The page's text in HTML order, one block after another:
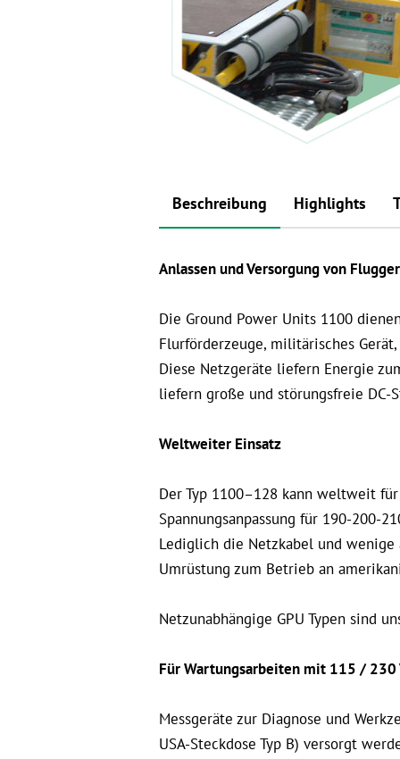
Beschreibung Highlights
Anlassen und Versorgung von
Die Ground Power Units 1100
Flurförderzeuge, militärisches
Diese Netzgeräte liefern Energie
liefern große und störungsfreie DC-
Weltweiter Einsatz
Der Typ 1100–128 kann weltweit
Spannungsanpassung für 190-200-
Lediglich die Netzkabel und wenige
Umrüstung zum Betrieb an
Netzunabhängige GPU Typen sind
Für Wartungsarbeiten mit 115 / 230
Messgeräte zur Diagnose und
USA-Steckdose Typ B) versorgt